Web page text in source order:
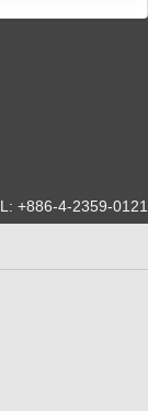
+886-4-2359-0121